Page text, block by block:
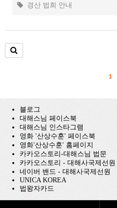
경산 법회 안내
1
블로그
대해스님 페이스북
대해스님 인스타그램
영화 '산상수훈' 페이스북
영화'산상수훈' 홈페이지
카카오스토리-대해스님 법문
카카오스토리 - 대해사국제선원
네이버 밴드 - 대해사국제선원
UNICA KOREA
법왕자카드